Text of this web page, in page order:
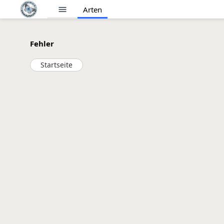
menu Arten
Fehler
Startseite